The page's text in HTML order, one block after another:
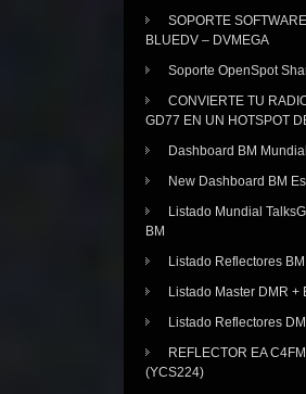
SOPORTE SOFTWARE
BLUEDV – DVMEGA
Soporte OpenSpot
CONVIERTE TU
GD77 EN UN HOTSPOT
Dashboard BM
New Dashboard BM
Listado Mundial
BM
Listado Reflectores BM
Listado Master DMR +
Listado Reflectores
REFLECTOR EA
(YCS224)